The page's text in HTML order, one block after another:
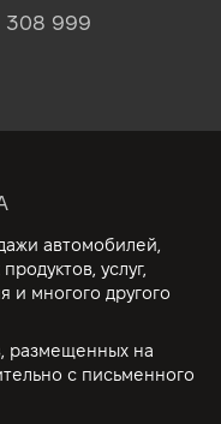
308 999
автомобилей,
услуг,
и многого другого
размещенных на
с письменного